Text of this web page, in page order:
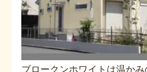
ブロークンホワイトは温か